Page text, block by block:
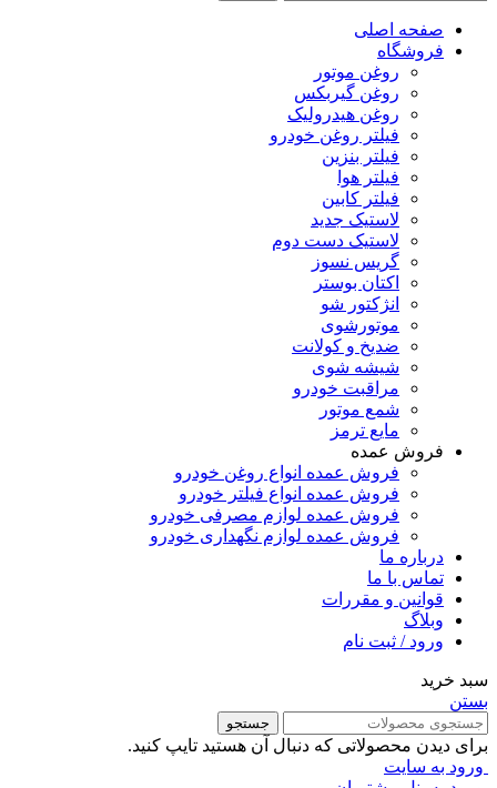
صفحه اصلی
فروشگاه
روغن موتور
روغن گیربکس
روغن هیدرولیک
فیلتر روغن خودرو
فیلتر بنزین
فیلتر هوا
فیلتر کابین
لاستیک جدید
لاستیک دست دوم
گریس نسوز
اکتان بوستر
انژکتور شو
موتورشوی
ضدیخ و کولانت
شیشه شوی
مراقبت خودرو
شمع موتور
مایع ترمز
فروش عمده
فروش عمده انواع روغن خودرو
فروش عمده انواع فیلتر خودرو
فروش عمده لوازم مصرفی خودرو
فروش عمده لوازم نگهداری خودرو
درباره ما
تماس با ما
قوانین و مقررات
وبلاگ
ورود / ثبت نام
سبد خرید
بستن
جستجو
برای دیدن محصولاتی که دنبال آن هستید تایپ کنید.
ورود به سایت